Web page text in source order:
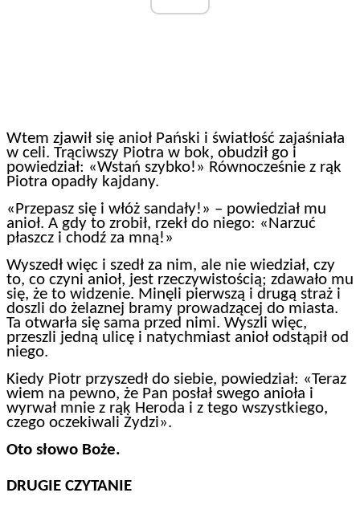
Wtem zjawił się anioł Pański i światłość zajaśniała
w celi. Trąciwszy Piotra w bok, obudził go i
powiedział: «Wstań szybko!» Równocześnie z rąk
Piotra opadły kajdany.
«Przepasz się i włóż sandały!» – powiedział mu
anioł. A gdy to zrobił, rzekł do niego: «Narzuć
płaszcz i chodź za mną!»
Wyszedł więc i szedł za nim, ale nie wiedział, czy
to, co czyni anioł, jest rzeczywistością; zdawało mu
się, że to widzenie. Minęli pierwszą i drugą straż i
doszli do żelaznej bramy prowadzącej do miasta.
Ta otwarła się sama przed nimi. Wyszli więc,
przeszli jedną ulicę i natychmiast anioł odstąpił od
niego.
Kiedy Piotr przyszedł do siebie, powiedział: «Teraz
wiem na pewno, że Pan posłał swego anioła i
wyrwał mnie z rąk Heroda i z tego wszystkiego,
czego oczekiwali Żydzi».
Oto słowo Boże.
DRUGIE CZYTANIE